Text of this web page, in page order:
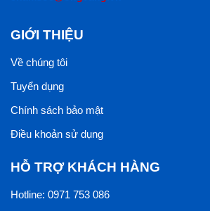
GIỚI THIỆU
Về chúng tôi
Tuyển dụng
Chính sách bảo mật
Điều khoản sử dụng
HỖ TRỢ KHÁCH HÀNG
Hotline: 0971 753 086